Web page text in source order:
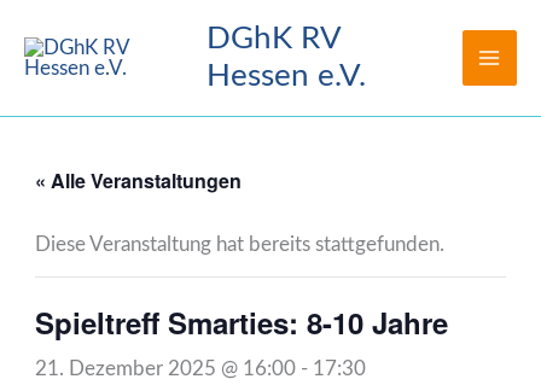
Inhalt
DGhK RV
Hessen e.V.
« Alle Veranstaltungen
Diese Veranstaltung hat bereits stattgefunden.
Spieltreff Smarties: 8-10 Jahre
21. Dezember 2025 @ 16:00 - 17:30